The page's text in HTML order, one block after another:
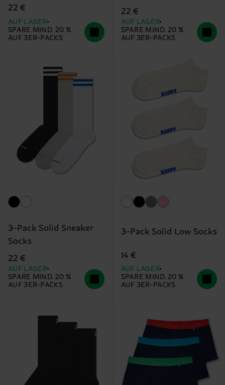
22 €
AUF LAGER
SPARE MIND. 20 %
AUF 3ER-PACKS
22 €
AUF LAGER
SPARE MIND. 20 %
AUF 3ER-PACKS
3-Pack Solid Sneaker
Socks
22 €
AUF LAGER
SPARE MIND. 20 %
AUF 3ER-PACKS
3-Pack Solid Low Socks
14 €
AUF LAGER
SPARE MIND. 20 %
AUF 3ER-PACKS